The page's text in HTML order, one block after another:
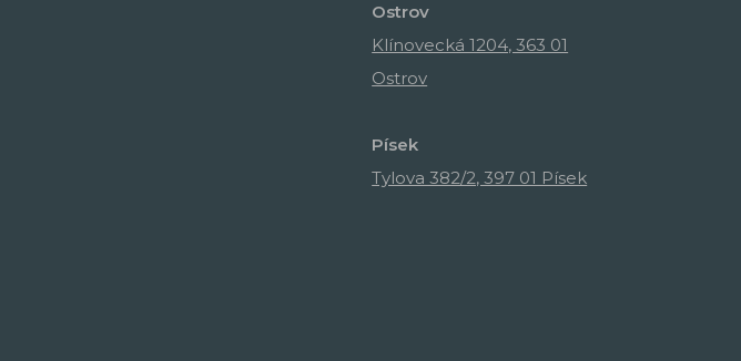
Ostrov
Klínovecká 1204, 363 01
Ostrov
Písek
Tylova 382/2, 397 01 Písek